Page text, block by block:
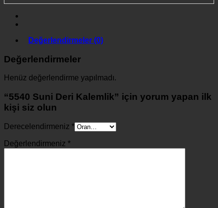
Değerlendirmeler (0)
Değerlendirmeler
Henüz değerlendirme yapılmadı.
“5540 Suni Deri Kalemlik” için yorum yapan ilk
kişi siz olun
Derecelendirmeniz *
Değerlendirmeniz *